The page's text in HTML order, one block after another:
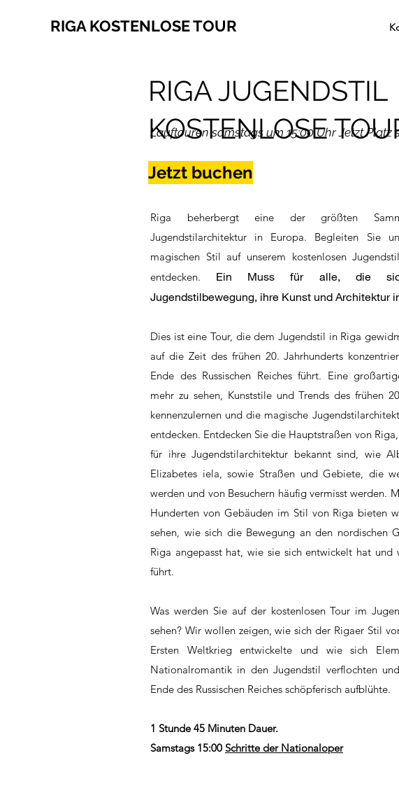
RIGA KOSTENLOSE TOUR
RIGA JUGENDSTIL
KOSTENLOSE
Lauftouren samstags um 15:00 Uhr Jetzt Platz
Jetzt buchen
Riga beherbergt eine der größten
Jugendstilarchitektur in Europa. Begleiten Sie
magischen Stil auf unserem kostenlosen
entdecken. Ein Muss für alle, die
Jugendstilbewegung, ihre Kunst und Architektur
Dies ist eine Tour, die dem Jugendstil in Riga
auf die Zeit des frühen 20. Jahrhunderts
Ende des Russischen Reiches führt. Eine
mehr zu sehen, Kunststile und Trends des frühen
kennenzulernen und die magische
entdecken. Entdecken Sie die Hauptstraßen von
für ihre Jugendstilarchitektur bekannt sind, wie
Elizabetes iela, sowie Straßen und Gebiete, die
werden und von Besuchern häufig vermisst werden.
Hunderten von Gebäuden im Stil von Riga bieten
sehen, wie sich die Bewegung an den nordischen
Riga angepasst hat, wie sie sich entwickelt hat und
führt.
Was werden Sie auf der kostenlosen Tour im
sehen? Wir wollen zeigen, wie sich der Rigaer Stil
Ersten Weltkrieg entwickelte und wie sich
Nationalromantik in den Jugendstil verflochten
Ende des Russischen Reiches schöpferisch aufblühte.
1 Stunde 45 Minuten Dauer.
Samstags 15:00 Schritte der Nationaloper